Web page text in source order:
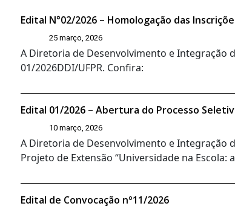
Edital N°02/2026 – Homologação das
25 março, 2026
A Diretoria de Desenvolvimento e Integração
01/2026DDI/UFPR. Confira:
Edital 01/2026 – Abertura do Processo
10 março, 2026
A Diretoria de Desenvolvimento e Integração
Projeto de Extensão “Universidade na
Edital de Convocação nº11/2026